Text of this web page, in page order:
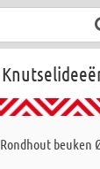
Rondhout beuken